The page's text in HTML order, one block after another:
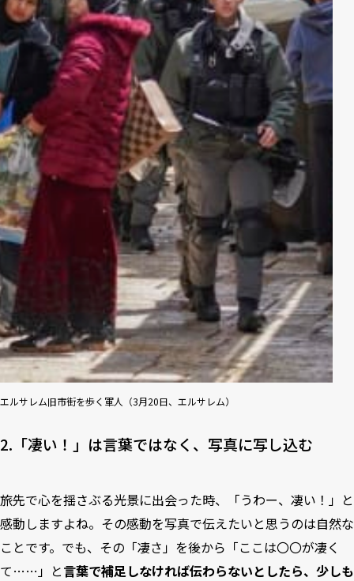
エルサレム旧市街を歩く軍人（3月20日、エルサレム）
2.「凄い！」は言葉ではなく、写真に写し込む
旅先で心を揺さぶる光景に出会った時、「うわー、凄い！」と
感動しますよね。その感動を写真で伝えたいと思うのは自然な
ことです。でも、その「凄さ」を後から「ここは〇〇が凄く
て……」と言葉で補足しなければ伝わらないとしたら、少しも